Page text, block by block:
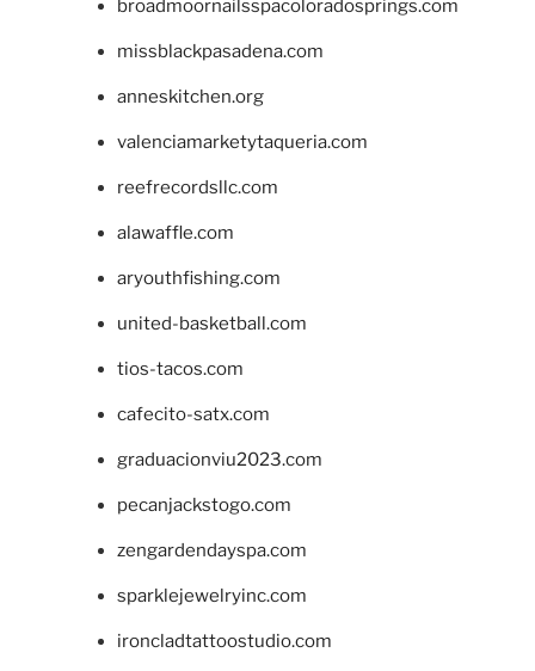
broadmoornailsspacoloradosprings.com
missblackpasadena.com
anneskitchen.org
valenciamarketytaqueria.com
reefrecordsllc.com
alawaffle.com
aryouthfishing.com
united-basketball.com
tios-tacos.com
cafecito-satx.com
graduacionviu2023.com
pecanjackstogo.com
zengardendayspa.com
sparklejewelryinc.com
ironcladtattoostudio.com